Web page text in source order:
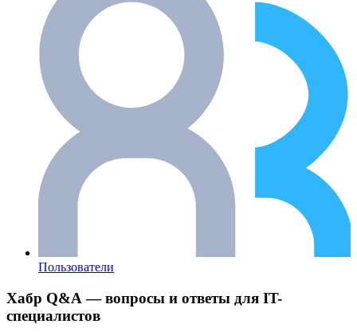
Пользователи
Хабр Q&A — вопросы и ответы для IT-
специалистов